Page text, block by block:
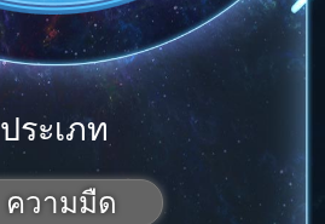
ประเภท
ความมืด